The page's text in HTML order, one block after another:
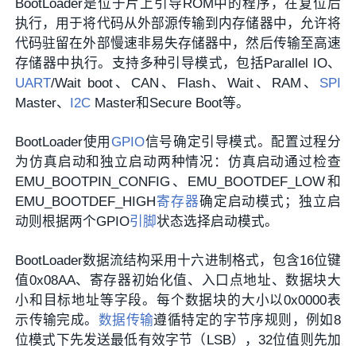
BootLoader是位于片上引导ROM中的程序，在复位后
执行，用于将代码从外部源传输到内存储器中，允许将
代码驻留在外部慢速非易失存储器中，然后传输至高速
存储器中执行。支持多种引导模式，包括Parallel IO、
UART/Wait boot、CAN、Flash、Wait、RAM、 SPI
Master、 I2C Master和Secure Boot等。
BootLoader使用 GPIO信号确定引导模式。配置过程分
为仿真启动和独立启动两种情况：仿真启动通过检查
EMU_BOOTPIN_CONFIG、EMU_BOOTDEF_LOW和
EMU_BOOTDEF_HIGH寄存器确定启动模式；独立启
动则根据两个GPIO引脚状态选择启动模式。
BootLoader数据流结构采用十六进制格式，包含16位键
值0x08AA、寄存器初始化值、入口点地址、数据块大
小和目标地址等字段。每个数据块的大小以0x0000表
示传输完成。 数据传输遵循特定的字节序规则，例如8
位模式下先发送最低有效字节（LSB），32位值则先加